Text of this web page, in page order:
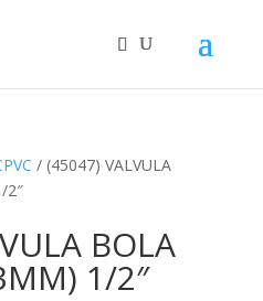
/ (45047) VALVULA
2″
BOLA
1/2″